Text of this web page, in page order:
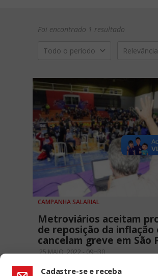
Foi encontrado 1 resultado
Todo o período Relevância
CAMPANHA SALARIAL
Metroviários aceitam
de reposição da inflação
cancelam greve em São
25 MAIO, 2022 - 09H30
Cadastre-se e receba